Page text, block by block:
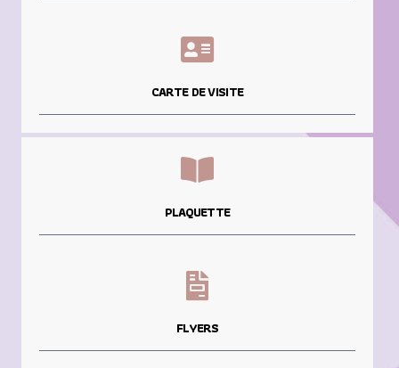
CARTE DE VISITE
PLAQUETTE
FLYERS